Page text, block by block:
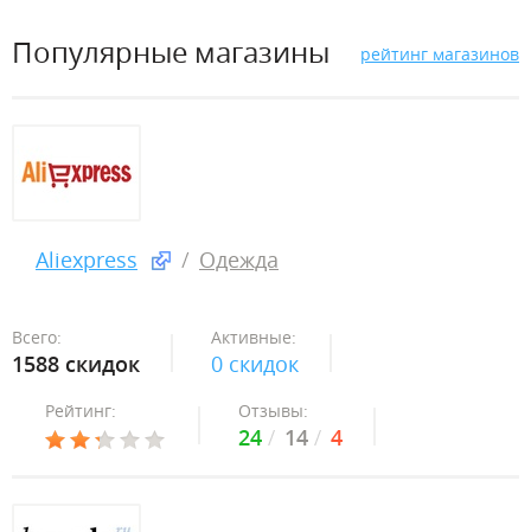
Популярные магазины рейтинг магазинов
Aliexpress Одежда
Всего:
1588 скидок
Активные:
0 скидок
Рейтинг: Отзывы:
24 14 4